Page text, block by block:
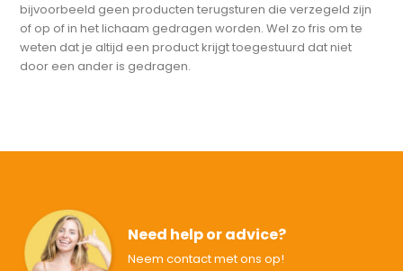
bijvoorbeeld geen producten terugsturen die verzegeld zijn
of op of in het lichaam gedragen worden. Wel zo fris om te
weten dat je altijd een product krijgt toegestuurd dat niet
door een ander is gedragen.
Need help or advice?
Neem contact met ons op!